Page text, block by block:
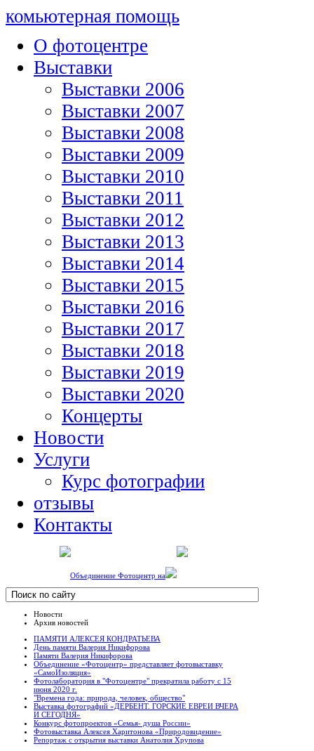
комьютерная помощь
О фотоцентре
Выставки
Выставки 2006
Выставки 2007
Выставки 2008
Выставки 2009
Выставки 2010
Выставки 2011
Выставки 2012
Выставки 2013
Выставки 2014
Выставки 2015
Выставки 2016
Выставки 2017
Выставки 2018
Выставки 2019
Выставки 2020
Концерты
Новости
Услуги
Курс фотографии
отзывы
Контакты
Объединение Фотоцентр на
Новости
Архив новостей
ПАМЯТИ АЛЕКСЕЯ КОНДРАТЬЕВА
День памяти Валерия Никифорова
Памяти Валерия Никифорова
Объединение «Фотоцентр» представляет фотовыставку
«СамоИзоляция»
Фотолаборатория в "Фотоцентре" прекратила работу с 15
июня 2020 г.
"Времена года: природа, человек, общество"
Выставка фотографий «ДЕРБЕНТ. ГОРСКИЕ ЕВРЕИ ВЧЕРА
И СЕГОДНЯ»
Конкурс фотопроектов «Семья- душа России»
Фотовыставка Алексея Харитонова «Природовидение»
Репортаж с открытия выставки Анатолия Хрупова